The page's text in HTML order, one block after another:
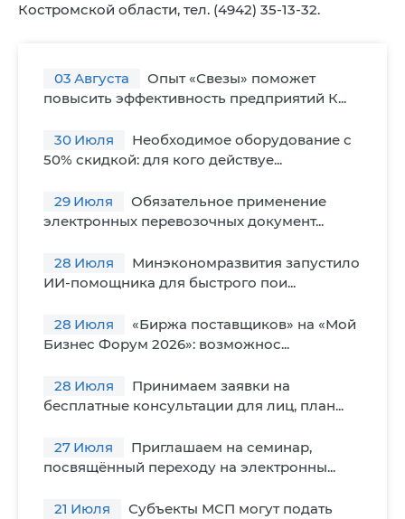
Костромской области, тел. (4942) 35-13-32.
03 Августа
Опыт «Свезы» поможет
повысить эффективность предприятий К...
30 Июля
Необходимое оборудование с
50% скидкой: для кого действуе...
29 Июля
Обязательное применение
электронных перевозочных документ...
28 Июля
Минэкономразвития запустило
ИИ-помощника для быстрого пои...
28 Июля
«Биржа поставщиков» на «Мой
Бизнес Форум 2026»: возможнос...
28 Июля
Принимаем заявки на
бесплатные консультации для лиц, план...
27 Июля
Приглашаем на семинар,
посвящённый переходу на электронны...
21 Июля
Субъекты МСП могут подать